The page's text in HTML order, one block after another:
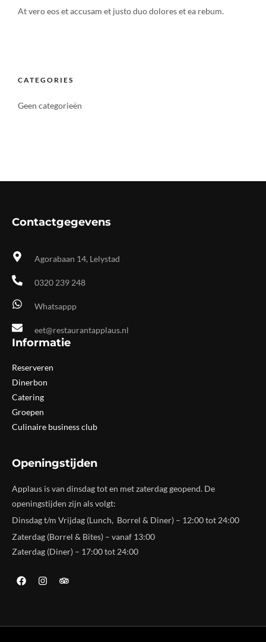
At vero eos et accusam et justo duo dolores et ea rebum.
CATEGORIES
Geen categorieën
Contactgegevens
Agorabaan 14, Lelystad
0320 239 248
Whatsappp
eet@restaurantapplaus.nl
Informatie
Reserveren
Dinerbon
Catering
Groepen
Culinaire business club
Openingstijden
Applaus is van dinsdag tot en met zaterdag geopend. De
openingstijden zijn als volgt:
Dinsdag t/m Vrijdag (Lunch, Borrel & Diner) – 12:00 tot 24:00
Zaterdag (Borrel & Bites) – vanaf 13:00
Zaterdag (Diner) – 17:00 tot 24:00